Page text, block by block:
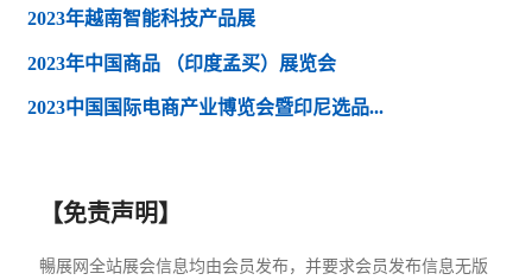
2023年越南智能科技产品展
2023年中国商品 （印度孟买）展览会
2023中国国际电商产业博览会暨印尼选品...
【免责声明】
暢展网全站展会信息均由会员发布，并要求会员发布信息无版